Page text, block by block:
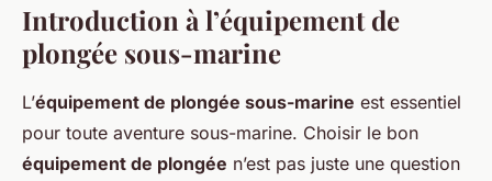
Introduction à l’équipement de
plongée sous-marine
L’équipement de plongée sous-marine est essentiel
pour toute aventure sous-marine. Choisir le bon
équipement de plongée n’est pas juste une question